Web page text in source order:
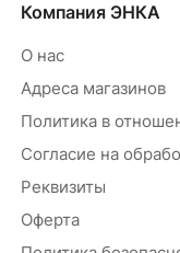
Компания ЭНКА
О нас
Адреса магазинов
Политика в
Согласие на
Реквизиты
Оферта